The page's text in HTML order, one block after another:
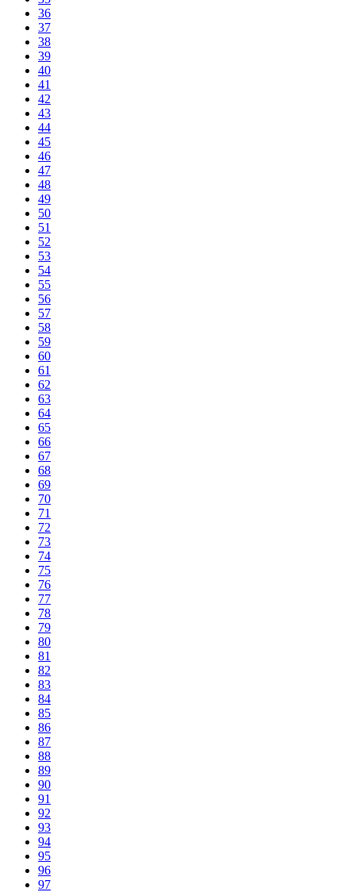
36
37
38
39
40
41
42
43
44
45
46
47
48
49
50
51
52
53
54
55
56
57
58
59
60
61
62
63
64
65
66
67
68
69
70
71
72
73
74
75
76
77
78
79
80
81
82
83
84
85
86
87
88
89
90
91
92
93
94
95
96
97